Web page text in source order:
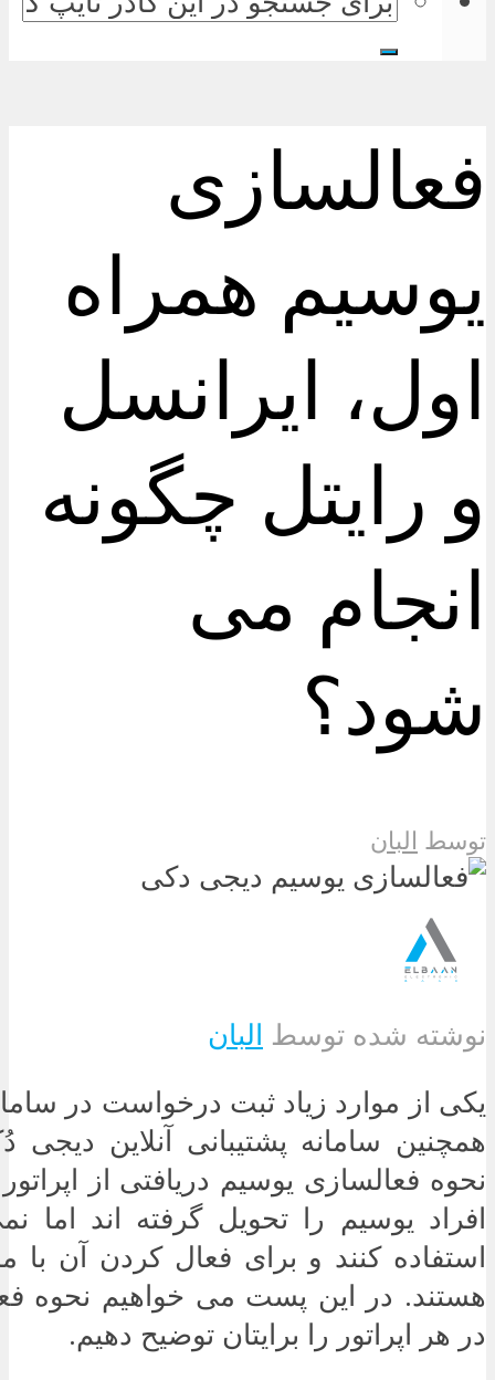
فعالسازی
یوسیم همراه
اول، ایرانسل
و رایتل چگونه
انجام می
شود؟
توسط البان
نوشته شده توسط البان
یکی از موارد زیاد ثبت درخواست در
همچنین سامانه پشتیبانی آنلاین
نحوه فعالسازی یوسیم دریافتی از
افراد یوسیم را تحویل گرفته اند اما
استفاده کنند و برای فعال کردن آن
هستند. در این پست می خواهیم نحوه
در هر اپراتور را برایتان توضیح دهیم.